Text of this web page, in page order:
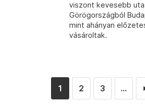
viszont kevesebb
Görögországból
mint ahányan
vásároltak.
1 2 3 ...